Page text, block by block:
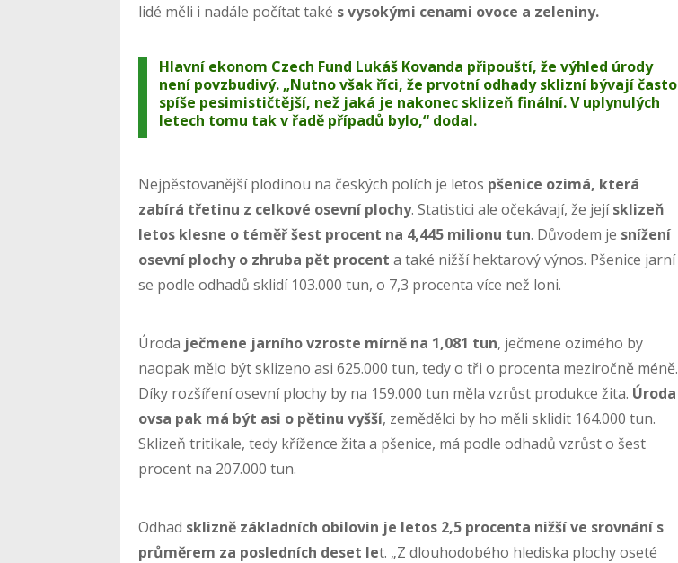
lidé měli i nadále počítat také s vysokými cenami ovoce a zeleniny.
Hlavní ekonom Czech Fund Lukáš Kovanda připouští, ževýhled úrody
není povzbudivý. „Nutno však říci, že prvotní odhady sklizní bývají často
spíše pesimističtější, než jaká je nakonec sklizeň finální. V uplynulých
letech tomu tak v řadě případů bylo,“ dodal.
Nejpěstovanější plodinou na českých polích je letos pšenice ozimá, která
zabírá třetinu z celkové osevní plochy. Statistici ale očekávají, že jejísklizeň
letos klesne o téměř šest procent na 4,445 milionu tun. Důvodem je snížení
osevní plochy o zhruba pět procent a také nižší hektarový výnos. Pšenice jarní
se podle odhadů sklidí 103.000 tun, o 7,3 procenta více než loni.
Úroda ječmene jarního vzroste mírně na 1,081 tun, ječmene ozimého by
naopak mělo být sklizeno asi 625.000 tun, tedy o tři o procenta meziročně méně.
Díky rozšíření osevní plochy by na 159.000 tun měla vzrůst produkce žita. Úroda
ovsa pak má být asi o pětinu vyšší, zemědělci by ho měli sklidit 164.000 tun.
Sklizeň tritikale, tedy křížence žita a pšenice, má podle odhadů vzrůst o šest
procent na 207.000 tun.
Odhad sklizně základních obilovin je letos 2,5 procenta nižší ve srovnání s
průměrem za posledních deset let. „Z dlouhodobého hlediska plochy oseté